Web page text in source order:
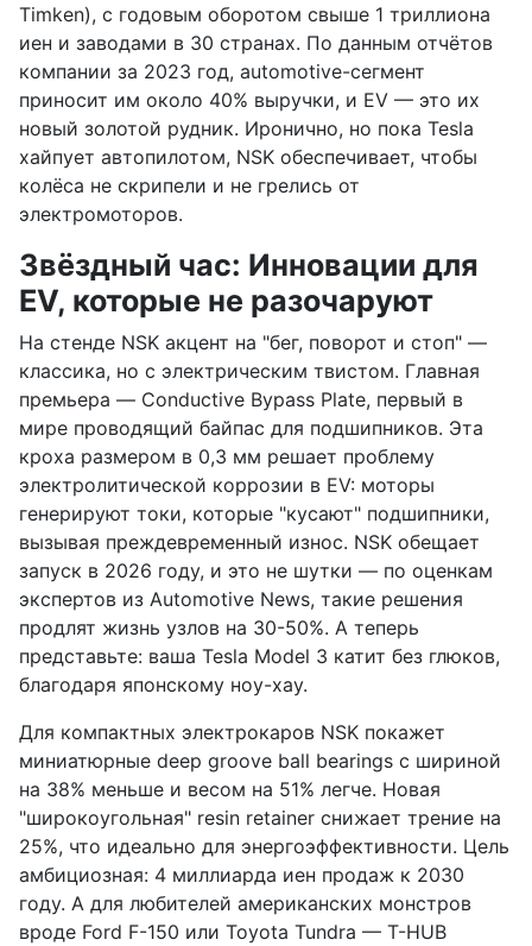
Timken), с годовым оборотом свыше 1 триллиона
иен и заводами в 30 странах. По данным отчётов
компании за 2023 год, automotive-сегмент
приносит им около 40% выручки, и EV — это их
новый золотой рудник. Иронично, но пока Tesla
хайпует автопилотом, NSK обеспечивает, чтобы
колёса не скрипели и не грелись от
электромоторов.
Звёздный час: Инновации для
EV, которые не разочаруют
На стенде NSK акцент на "бег, поворот и стоп" —
классика, но с электрическим твистом. Главная
премьера — Conductive Bypass Plate, первый в
мире проводящий байпас для подшипников. Эта
кроха размером в 0,3 мм решает проблему
электролитической коррозии в EV: моторы
генерируют токи, которые "кусают" подшипники,
вызывая преждевременный износ. NSK обещает
запуск в 2026 году, и это не шутки — по оценкам
экспертов из Automotive News, такие решения
продлят жизнь узлов на 30-50%. А теперь
представьте: ваша Tesla Model 3 катит без глюков,
благодаря японскому ноу-хау.
Для компактных электрокаров NSK покажет
миниатюрные deep groove ball bearings с шириной
на 38% меньше и весом на 51% легче. Новая
"широкоугольная" resin retainer снижает трение на
25%, что идеально для энергоэффективности. Цель
амбициозная: 4 миллиарда иен продаж к 2030
году. А для любителей американских монстров
вроде Ford F-150 или Toyota Tundra — T-HUB